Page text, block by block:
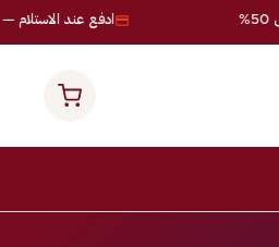
ادفع عند الاستلام —